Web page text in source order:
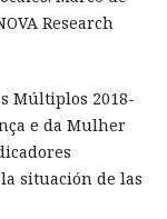
Research
Múltiplos 2018-
e da Mulher
situación de las